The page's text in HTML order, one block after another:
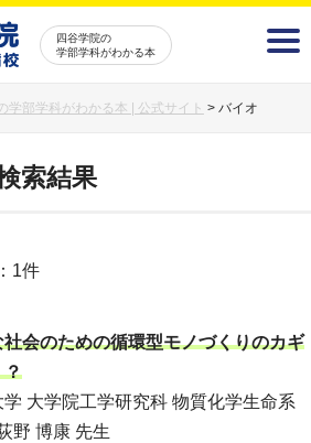
四谷学院の
学部学科がわかる本
学部学科がわかる本 | 公式サイト > バイオ
索結果
1件
会のための循環型モノづくりのカギ
？
学 大学院工学研究科 物質化学生命系
野 博康 先生